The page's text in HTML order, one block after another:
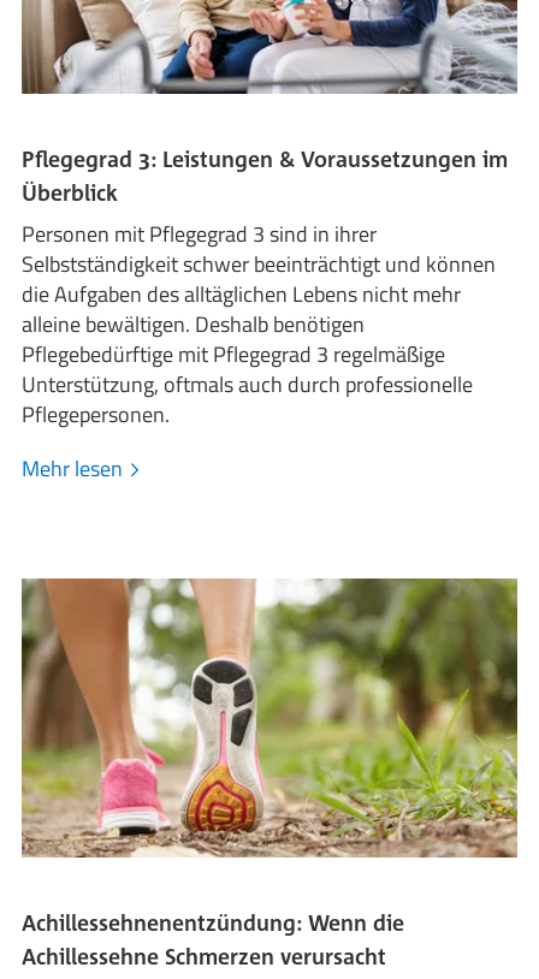
Pflegegrad 3: Leistungen & Voraussetzungen im
Überblick
Personen mit Pflegegrad 3 sind in ihrer
Selbstständigkeit schwer beeinträchtigt und können
die Aufgaben des alltäglichen Lebens nicht mehr
alleine bewältigen. Deshalb benötigen
Pflegebedürftige mit Pflegegrad 3 regelmäßige
Unterstützung, oftmals auch durch professionelle
Pflegepersonen.
Mehr lesen
Achillessehnenentzündung: Wenn die
Achillessehne Schmerzen verursacht